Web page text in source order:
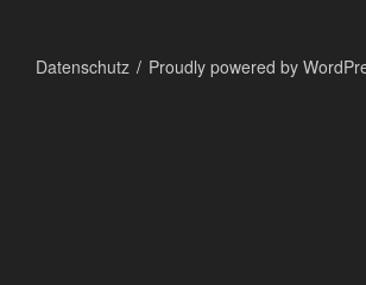
Datenschutz Proudly powered by